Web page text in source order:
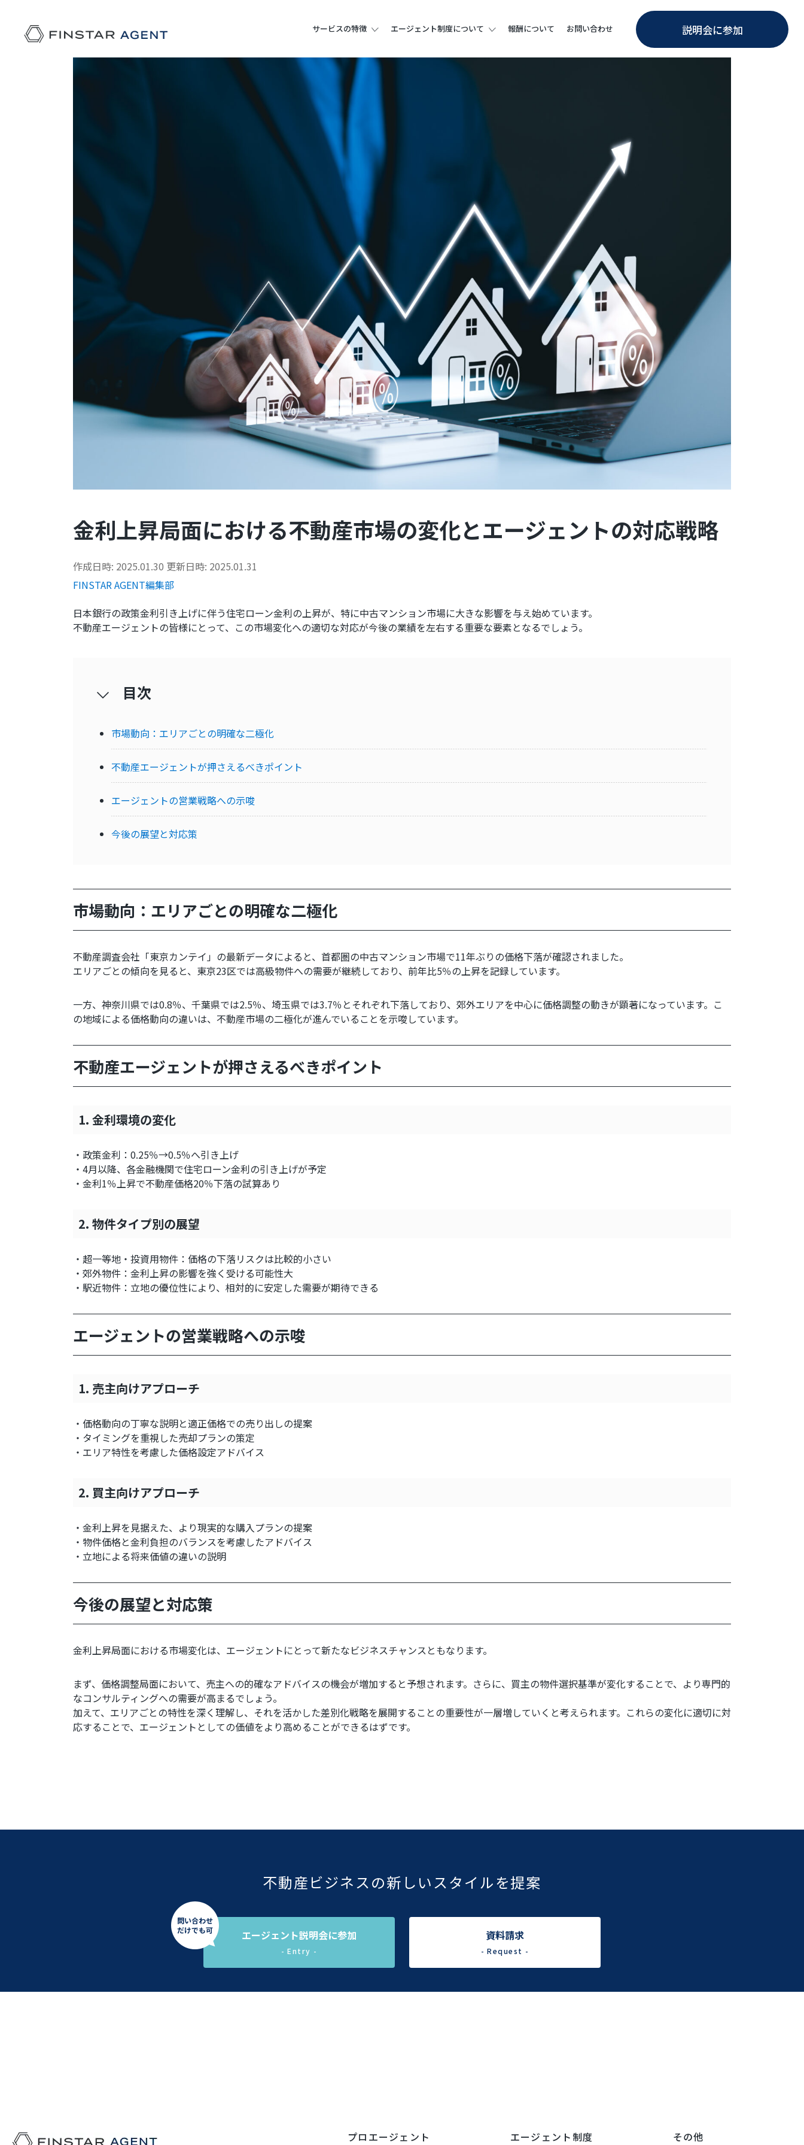
サービスの特徴 エージェント制度について 報酬について お問い合わせ 説明会に参加
金利上昇局面における不動産市場の変化とエージェントの対応戦略
作成日時: 2025.01.30 更新日時: 2025.01.31
FINSTAR AGENT編集部
日本銀行の政策金利引き上げに伴う住宅ローン金利の上昇が、特に中古マンション市場に大きな影響を与え始めています。
不動産エージェントの皆様にとって、この市場変化への適切な対応が今後の業績を左右する重要な要素となるでしょう。
目次
市場動向：エリアごとの明確な二極化
不動産エージェントが押さえるべきポイント
エージェントの営業戦略への示唆
今後の展望と対応策
市場動向：エリアごとの明確な二極化
不動産調査会社「東京カンテイ」の最新データによると、首都圏の中古マンション市場で11年ぶりの価格下落が確認されました。
エリアごとの傾向を見ると、東京23区では高級物件への需要が継続しており、前年比5％の上昇を記録しています。
一方、神奈川県では0.8％、千葉県では2.5％、埼玉県では3.7％とそれぞれ下落しており、郊外エリアを中心に価格調整の動きが顕著になっています。こ
の地域による価格動向の違いは、不動産市場の二極化が進んでいることを示唆しています。
不動産エージェントが押さえるべきポイント
1. 金利環境の変化
・政策金利：0.25％→0.5％へ引き上げ
・4月以降、各金融機関で住宅ローン金利の引き上げが予定
・金利1％上昇で不動産価格20％下落の試算あり
2. 物件タイプ別の展望
・超一等地・投資用物件：価格の下落リスクは比較的小さい
・郊外物件：金利上昇の影響を強く受ける可能性大
・駅近物件：立地の優位性により、相対的に安定した需要が期待できる
エージェントの営業戦略への示唆
1. 売主向けアプローチ
・価格動向の丁寧な説明と適正価格での売り出しの提案
・タイミングを重視した売却プランの策定
・エリア特性を考慮した価格設定アドバイス
2. 買主向けアプローチ
・金利上昇を見据えた、より現実的な購入プランの提案
・物件価格と金利負担のバランスを考慮したアドバイス
・立地による将来価値の違いの説明
今後の展望と対応策
金利上昇局面における市場変化は、エージェントにとって新たなビジネスチャンスともなります。
まず、価格調整局面において、売主への的確なアドバイスの機会が増加すると予想されます。さらに、買主の物件選択基準が変化することで、より専門的
なコンサルティングへの需要が高まるでしょう。
加えて、エリアごとの特性を深く理解し、それを活かした差別化戦略を展開することの重要性が一層増していくと考えられます。これらの変化に適切に対
応することで、エージェントとしての価値をより高めることができるはずです。
不動産ビジネスの新しいスタイルを提案
問い合わせ
だけでも可
エージェント説明会に参加
- Entry -
資料請求
- Request -
プロエージェント エージェント制度 その他